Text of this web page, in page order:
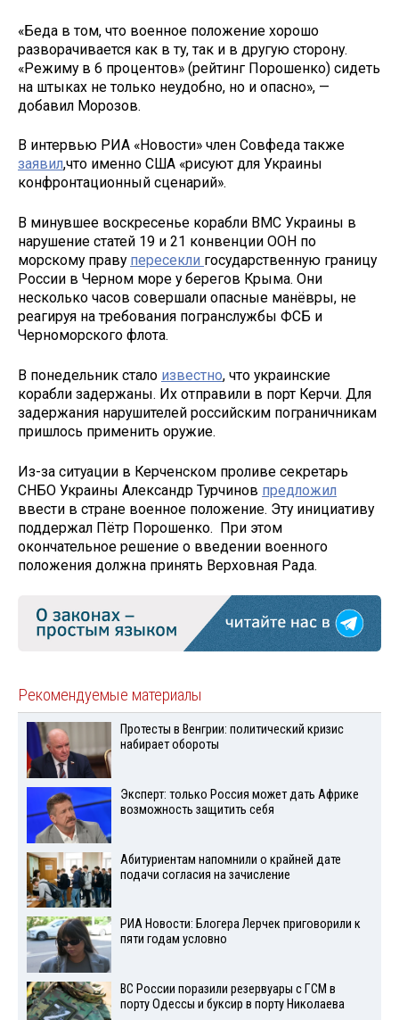
«Беда в том, что военное положение хорошо
разворачивается как в ту, так и в другую сторону.
«Режиму в 6 процентов» (рейтинг Порошенко) сидеть
на штыках не только неудобно, но и опасно», —
добавил Морозов.
В интервью РИА «Новости» член Совфеда также
заявил,что именно США «рисуют для Украины
конфронтационный сценарий».
В минувшее воскресенье корабли ВМС Украины в
нарушение статей 19 и 21 конвенции ООН по
морскому праву пересекли государственную границу
России в Черном море у берегов Крыма. Они
несколько часов совершали опасные манёвры, не
реагируя на требования погранслужбы ФСБ и
Черноморского флота.
В понедельник стало известно, что украинские
корабли задержаны. Их отправили в порт Керчи. Для
задержания нарушителей российским пограничникам
пришлось применить оружие.
Из-за ситуации в Керченском проливе секретарь
СНБО Украины Александр Турчинов предложил
ввести в стране военное положение. Эту инициативу
поддержал Пётр Порошенко. При этом
окончательное решение о введении военного
положения должна принять Верховная Рада.
Рекомендуемые материалы
Протесты в Венгрии: политический кризис
набирает обороты
Эксперт: только Россия может дать Африке
возможность защитить себя
Абитуриентам напомнили о крайней дате
подачи согласия на зачисление
РИА Новости: Блогера Лерчек приговорили к
пяти годам условно
ВС России поразили резервуары с ГСМ в
порту Одессы и буксир в порту Николаева